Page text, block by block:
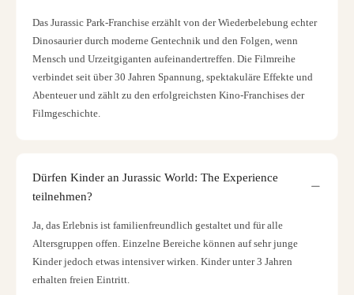
Das Jurassic Park-Franchise erzählt von der Wiederbelebung echter
Dinosaurier durch moderne Gentechnik und den Folgen, wenn
Mensch und Urzeitgiganten aufeinandertreffen. Die Filmreihe
verbindet seit über 30 Jahren Spannung, spektakuläre Effekte und
Abenteuer und zählt zu den erfolgreichsten Kino-Franchises der
Filmgeschichte.
Dürfen Kinder an Jurassic World: The Experience
teilnehmen?
Ja, das Erlebnis ist familienfreundlich gestaltet und für alle
Altersgruppen offen. Einzelne Bereiche können auf sehr junge
Kinder jedoch etwas intensiver wirken. Kinder unter 3 Jahren
erhalten freien Eintritt.